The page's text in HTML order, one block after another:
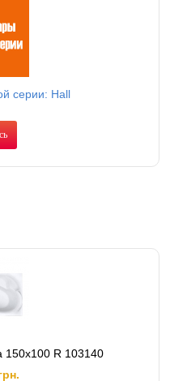
серии: Hall
150x100 R 103140